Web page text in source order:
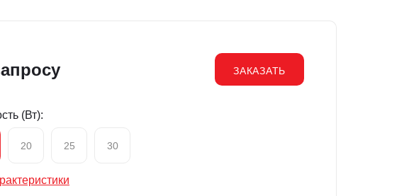
ЗАКАЗАТЬ
(Вт):
20 25 30